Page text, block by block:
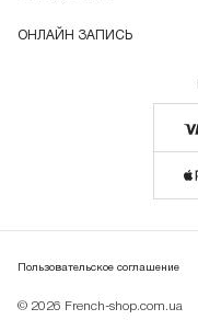
ОНЛАЙН ЗАПИСЬ
© 2026 French-shop.com.ua
Пользовательское соглашение